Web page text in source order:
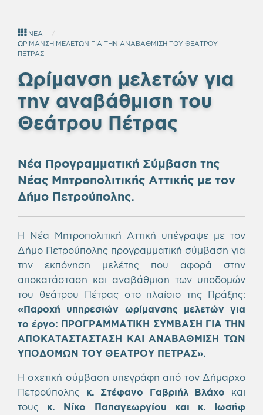
ΝΕΑ
ΩΡΙΜΑΝΣΗ ΜΕΛΕΤΩΝ ΓΙΑ ΤΗΝ ΑΝΑΒΑΘΜΙΣΗ ΤΟΥ ΘΕΑΤΡΟΥ
ΠΕΤΡΑΣ
Ωρίμανση μελετών για
την αναβάθμιση του
Θεάτρου Πέτρας
Νέα Προγραμματική Σύμβαση της
Νέας Μητροπολιτικής Αττικής με τον
Δήμο Πετρούπολης.
Η Νέα Μητροπολιτική Αττική υπέγραψε με τον
Δήμο Πετρούπολης προγραμματική σύμβαση για
την εκπόνηση μελέτης που αφορά στην
αποκατάσταση και αναβάθμιση των υποδομών
του θεάτρου Πέτρας στο πλαίσιο της Πράξης:
«Παροχή υπηρεσιών ωρίμανσης μελετών για
το έργο: ΠΡΟΓΡΑΜΜΑΤΙΚΗ ΣΥΜΒΑΣΗ ΓΙΑ ΤΗΝ
ΑΠΟΚΑΤΑΣΤΑΣΤΑΣΗ ΚΑΙ ΑΝΑΒΑΘΜΙΣΗ ΤΩΝ
ΥΠΟΔΟΜΩΝ ΤΟΥ ΘΕΑΤΡΟΥ ΠΕΤΡΑΣ».
Η σχετική σύμβαση υπεγράφη από τον Δήμαρχο
Πετρούπολης κ. Στέφανο Γαβριήλ Βλάχο και
τους κ. Νίκο Παπαγεωργίου και κ. Ιωσήφ